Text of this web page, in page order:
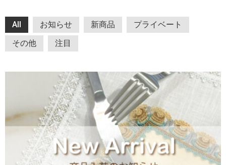
All お知らせ 新商品
プライベート
その他
注目